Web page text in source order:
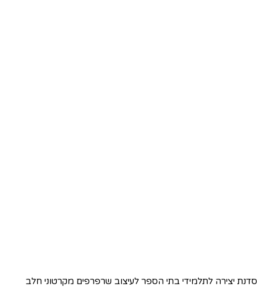
סדנת יצירה לתלמידי בתי הספר לעיצוב שרפרפים מקרטוני חלב